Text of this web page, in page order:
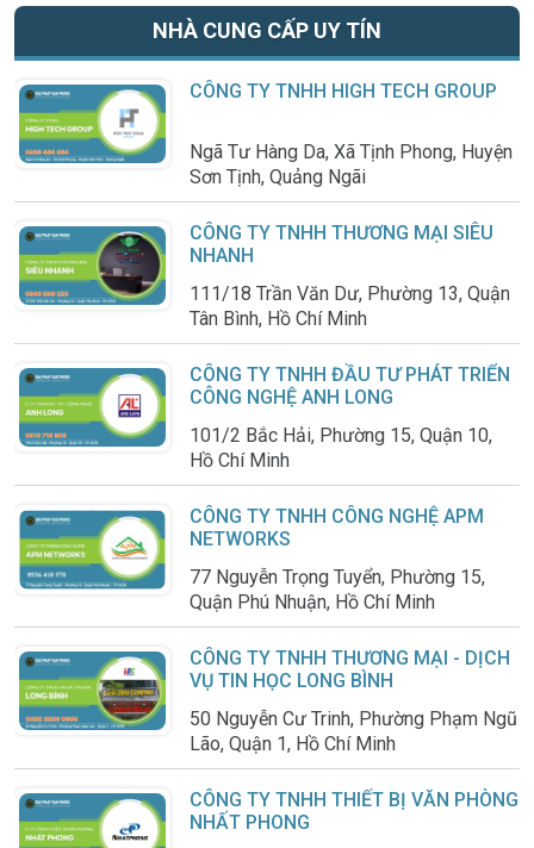
NHÀ CUNG CẤP UY TÍN
CÔNG TY TNHH HIGH TECH GROUP
Ngã Tư Hàng Da, Xã Tịnh Phong, Huyện
Sơn Tịnh, Quảng Ngãi
CÔNG TY TNHH THƯƠNG MẠI SIÊU
NHANH
111/18 Trần Văn Dư, Phường 13, Quận
Tân Bình, Hồ Chí Minh
CÔNG TY TNHH ĐẦU TƯ PHÁT TRIỂN
CÔNG NGHỆ ANH LONG
101/2 Bắc Hải, Phường 15, Quận 10,
Hồ Chí Minh
CÔNG TY TNHH CÔNG NGHỆ APM
NETWORKS
77 Nguyễn Trọng Tuyển, Phường 15,
Quận Phú Nhuận, Hồ Chí Minh
CÔNG TY TNHH THƯƠNG MẠI - DỊCH
VỤ TIN HỌC LONG BÌNH
50 Nguyễn Cư Trinh, Phường Phạm Ngũ
Lão, Quận 1, Hồ Chí Minh
CÔNG TY TNHH THIẾT BỊ VĂN PHÒNG
NHẤT PHONG